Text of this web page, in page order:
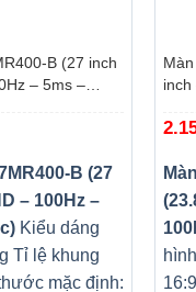
B (27 inch
– 5ms –
B (27
– 100Hz –
Kiểu dáng
Tỉ lệ khung
mặc định:
inch
16:9